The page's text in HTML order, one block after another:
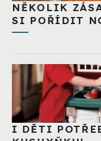
NĚKOLIK
SI POŘÍDIT
I DĚTI